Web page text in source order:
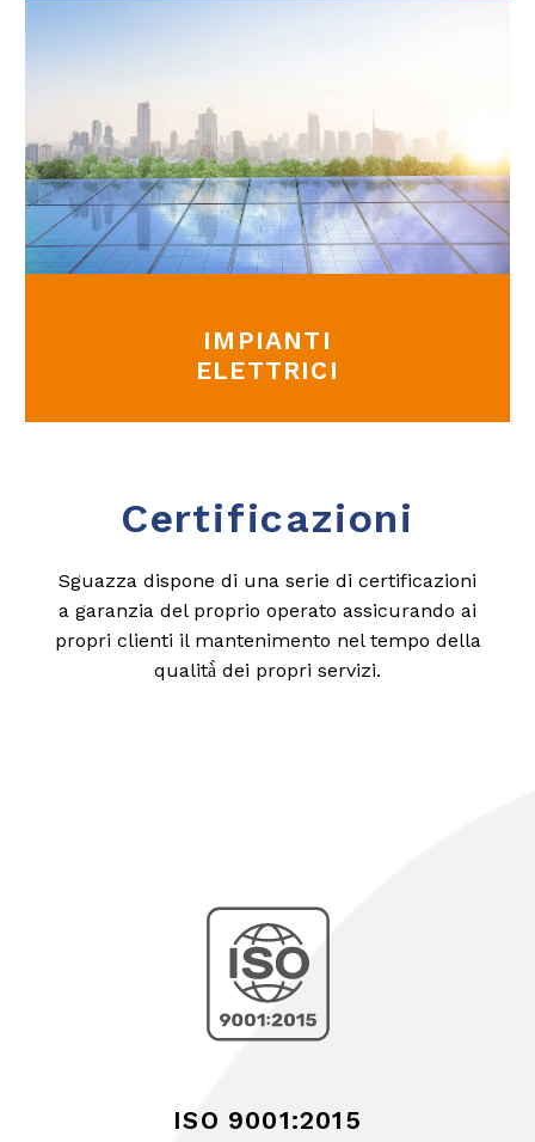
IMPIANTI
ELETTRICI
Certificazioni
Sguazza dispone di una serie di certificazioni
a garanzia del proprio operato assicurando ai
propri clienti il mantenimento nel tempo della
qualità̀ dei propri servizi.
ISO 9001:2015